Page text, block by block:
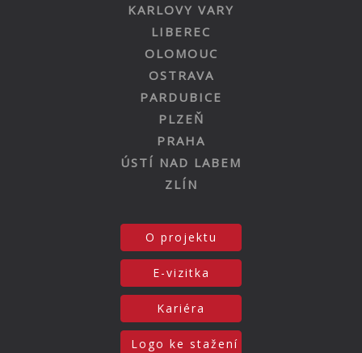
KARLOVY VARY
LIBEREC
OLOMOUC
OSTRAVA
PARDUBICE
PLZEŇ
PRAHA
ÚSTÍ NAD LABEM
ZLÍN
O projektu
E-vizitka
Kariéra
Logo ke stažení